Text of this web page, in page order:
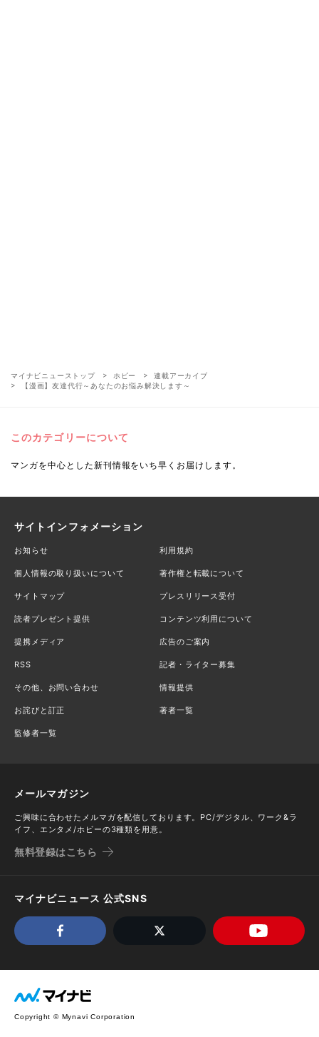
マイナビニューストップ ホビー
連載アーカイブ
【漫画】友達代行～あなたのお悩み解決します～
このカテゴリーについて
マンガを中心とした新刊情報をいち早くお届けします。
サイトインフォメーション
お知らせ 利用規約
個人情報の取り扱いについて 著作権と転載について
サイトマップ プレスリリース受付
読者プレゼント提供 コンテンツ利用について
提携メディア 広告のご案内
RSS 記者・ライター募集
その他、お問い合わせ 情報提供
お詫びと訂正 著者一覧
監修者一覧
メールマガジン
ご興味に合わせたメルマガを配信しております。PC/デジタル、ワーク&ラ
イフ、エンタメ/ホビーの3種類を用意。
無料登録はこちら
マイナビニュース 公式SNS
Copyright © Mynavi Corporation